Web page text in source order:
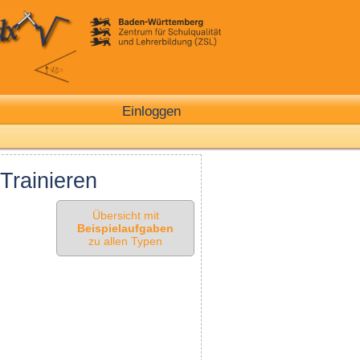
Einloggen
Übersicht mit
Beispielaufgaben
zu allen Typen